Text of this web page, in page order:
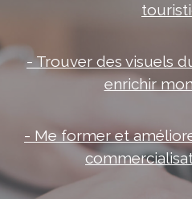
- Trouver des visuels
enrichir
- Me former et